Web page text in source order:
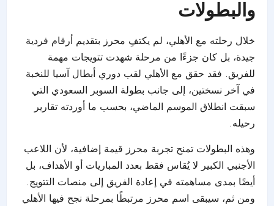
والبطولات
خلال رحلته مع الأهلي، لم يكتفِ محرز بتقديم أرقام فردية
جيدة، بل كان جزءًا من مرحلة شهدت تتويجات مهمة
للفريق. فقد حقق مع الأهلي لقب دوري أبطال آسيا للنخبة
في آخر نسختين، إلى جانب بطولة السوبر السعودي التي
سبقت انطلاق الموسم الماضي، بحسب ما أوردته تقارير
رحيله.
وهذه البطولات تمنح تجربة محرز قيمة إضافية، لأن اللاعب
الأجنبي الكبير لا يُقاس فقط بعدد المباريات أو الأهداف، بل
أيضًا بمدى مساهمته في إعادة الفريق إلى منصات التتويج.
ومن ثم، سيبقى اسم محرز مرتبطًا بمرحلة نجح فيها الأهلي